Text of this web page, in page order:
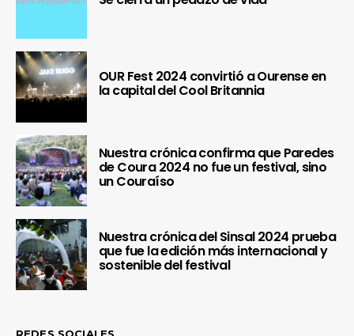
OUR Fest 2024 convirtió a Ourense en
la capital del Cool Britannia
Nuestra crónica confirma que Paredes
de Coura 2024 no fue un festival, sino
un Couraíso
Nuestra crónica del Sinsal 2024 prueba
que fue la edición más internacional y
sostenible del festival